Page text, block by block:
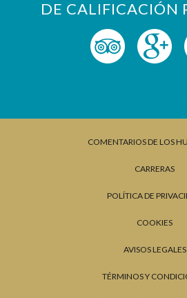
DE CALIFICACIÓN
COMENTARIOS DE LOS
CARRERAS
POLÍTICA DE
COOKIES
AVISOS LEGALES
TÉRMINOS Y